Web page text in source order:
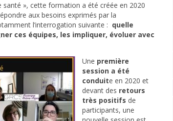
», cette formation a été créée en 2020
aux besoins exprimés par la
l’interrogation suivante : quelle
ces équipes, les impliquer, évoluer avec
Une première
session a été
conduite en 2020 et
devant des retours
très positifs de
participants, une